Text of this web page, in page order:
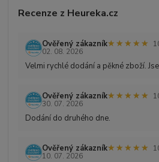
Recenze z Heureka.cz
Ověřený zákazník★★★★★
★★★★★
02. 08. 2026
Velmi rychlé dodání a pěkné zboží.
Ověřený zákazník★★★★★
★★★★★
30. 07. 2026
Dodání do druhého dne.
Ověřený zákazník★★★★★
★★★★★
10. 07. 2026